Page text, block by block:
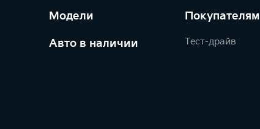
Модели
Авто в наличии
Покупателям
Тест-драйв